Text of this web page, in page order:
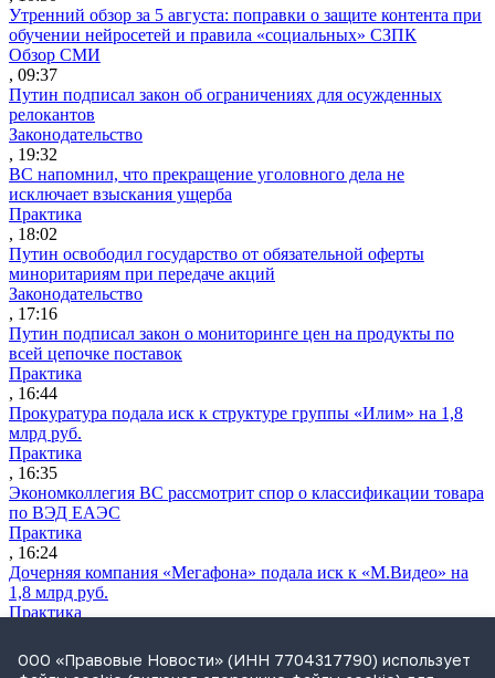
Утренний обзор за 5 августа: поправки о защите контента при
обучении нейросетей и правила «социальных» СЗПК
Обзор СМИ
, 09:37
Путин подписал закон об ограничениях для осужденных
релокантов
Законодательство
, 19:32
ВС напомнил, что прекращение уголовного дела не
исключает взыскания ущерба
Практика
, 18:02
Путин освободил государство от обязательной оферты
миноритариям при передаче акций
Законодательство
, 17:16
Путин подписал закон о мониторинге цен на продукты по
всей цепочке поставок
Практика
, 16:44
Прокуратура подала иск к структуре группы «Илим» на 1,8
млрд руб.
Практика
, 16:35
Экономколлегия ВС рассмотрит спор о классификации товара
по ВЭД ЕАЭС
Практика
, 16:24
Дочерняя компания «Мегафона» подала иск к «М.Видео» на
1,8 млрд руб.
Практика
СИП проверит отмену патента на систему управления
устройствами после возражений «Яндекса»
ООО «Правовые Новости» (ИНН 7704317790) использует